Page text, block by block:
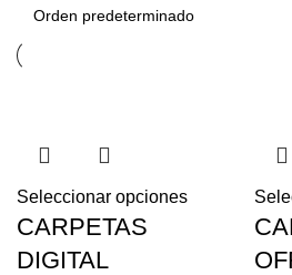
Seleccionar opciones
CARPETAS
DIGITAL